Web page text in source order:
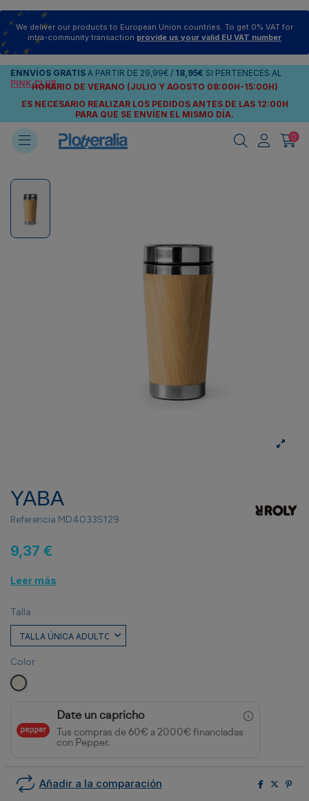
We deliver our products to European Union countries. To get 0% VAT for
intra-community transaction provide us your valid EU VAT number
ENNVÍOS GRATIS A PARTIR DE 29,99€ / 18,95€ SI PERTENECES AL
PINK CLUB
HORARIO DE VERANO (JULIO Y AGOSTO 08:00H-15:00H)
ES NECESARIO REALIZAR LOS PEDIDOS ANTES DE LAS 12:00H
PARA QUE SE ENVÍEN EL MISMO DÍA.
0
YABA
Referencia MD4033S129
9,37 €
Leer más
Talla
Color
CRUDO
Date un capricho
Tus compras de 60€ a 2000€ financiadas
con Pepper.
Añadir a la comparación